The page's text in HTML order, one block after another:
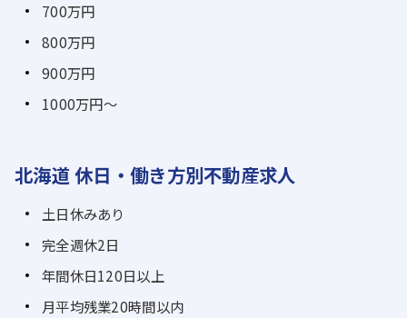
700万円
800万円
900万円
1000万円～
北海道 休日・働き方別不動産求人
土日休みあり
完全週休2日
年間休日120日以上
月平均残業20時間以内